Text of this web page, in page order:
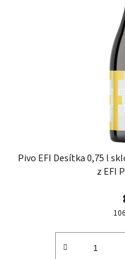
Pivo EFI Desítka 0,75 l
z EFI